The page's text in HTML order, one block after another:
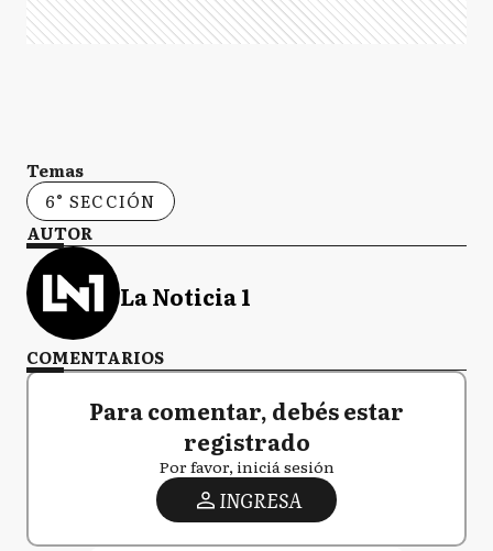
Temas
6° SECCIÓN
AUTOR
La Noticia 1
COMENTARIOS
Para comentar, debés estar
registrado
Por favor, iniciá sesión
INGRESA